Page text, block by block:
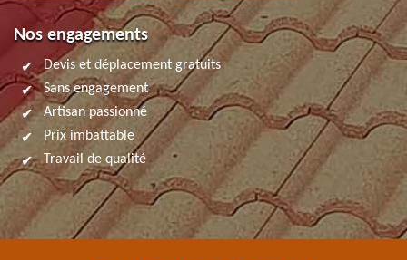
Nos engagements
Devis et déplacement gratuits
Sans engagement
Artisan passionné
Prix imbattable
Travail de qualité